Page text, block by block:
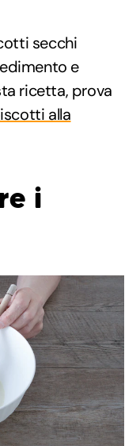
secchi
e
ricetta, prova
alla
i